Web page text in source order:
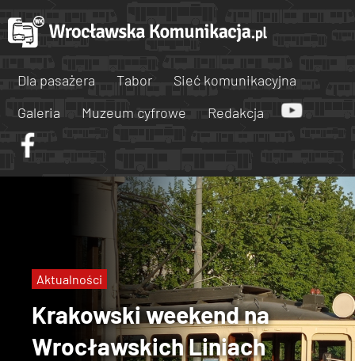
Dla pasażera Tabor
Sieć komunikacyjna
Galeria
Muzeum cyfrowe Redakcja
Krakowski weekend na
Wrocławskich Liniach
Aktualności